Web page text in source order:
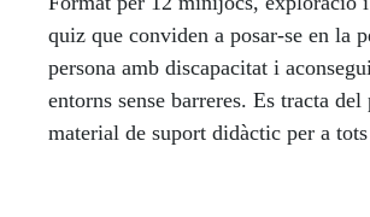
quiz que conviden a posar-se en la
persona amb discapacitat i
entorns sense barreres. Es tracta
material de suport didàctic per a